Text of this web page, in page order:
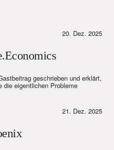
20. Dez. 2025
geschrieben und erklärt,
die eigentlichen Probleme
21. Dez. 2025